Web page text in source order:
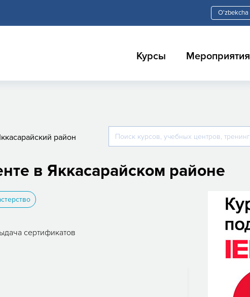
Курсы Мероприятия
район
в Яккасарайском районе
сертификатов